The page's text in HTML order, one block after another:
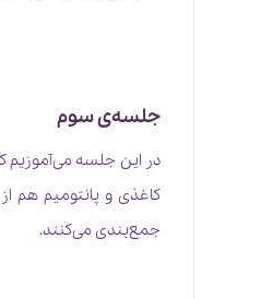
جلسه‌ی سوم
در این جلسه
کاغذی و پانتومیم هم
جمع‌بندی می‌کنند.